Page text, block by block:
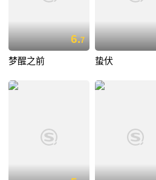
6.7
梦醒之前 蛰伏